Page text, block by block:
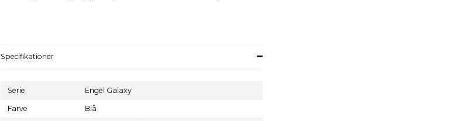
Specifikationer
Serie Engel Galaxy
Farve Blå